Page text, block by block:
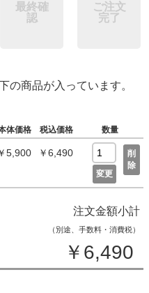
最終確
認
ご注文
完了
の商品が入っています。
体価格 税込価格 数量
5,900 ￥6,490
変更
削
除
注文金額小計
（別途、手数料・消費税）
￥6,490